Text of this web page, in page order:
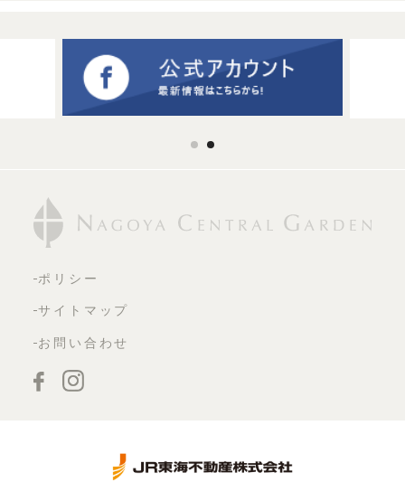
ポリシー
サイトマップ
お問い合わせ